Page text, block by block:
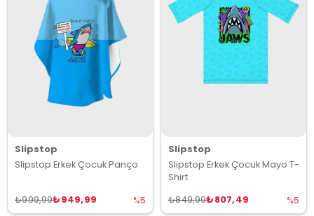
Slipstop
Slipstop Erkek Çocuk Panço
₺949,99
₺999,99 %5
Slipstop
Slipstop Erkek Çocuk Mayo T-
Shirt
₺807,49
₺849,99 %5